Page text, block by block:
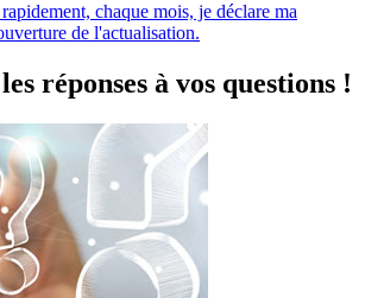
chaque mois, je déclare ma
de l'actualisation.
réponses à vos questions !